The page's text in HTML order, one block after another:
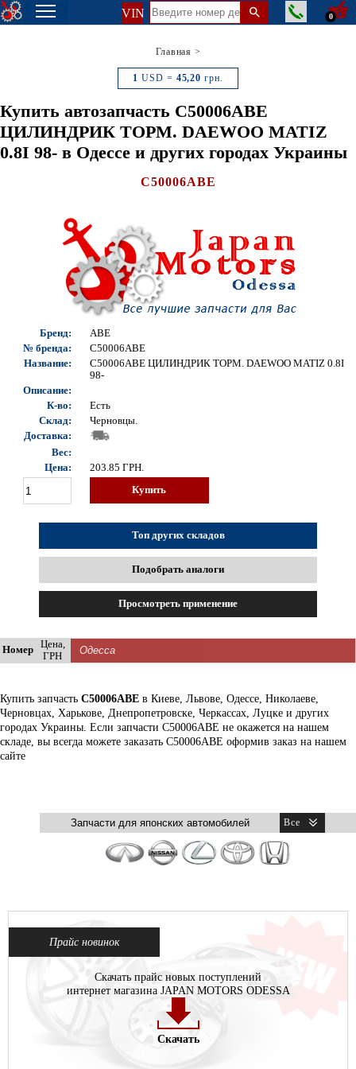
VIN 0
Главная >
1 USD = 45,20 грн.
Купить автозапчасть C50006ABE
ЦИЛИНДРИК ТОРМ. DAEWOO MATIZ
0.8I 98- в Одессе и других городах Украины
C50006ABE
Бренд:
ABE
№ бренда:
C50006ABE
Название:
C50006ABE ЦИЛИНДРИК ТОРМ. DAEWOO MATIZ 0.8I
98-
Описание:
К-во:
Есть
Склад:
Черновцы.
Доставка:
Вес:
Цена:
203.85 ГРН.
Купить
Топ других складов
Подобрать аналоги
Просмотреть применение
Номер
Цена,
ГРН
Купить запчасть C50006ABE в Киеве, Львове, Одессе, Николаеве,
Черновцах, Харькове, Днепропетровске, Черкассах, Луцке и других
городах Украины. Если запчасти C50006ABE не окажется на нашем
складе, вы всегда можете заказать C50006ABE оформив заказ на нашем
сайте
Прайс новинок
Скачать прайс новых поступлений
интернет магазина JAPAN MOTORS ODESSA
Скачать